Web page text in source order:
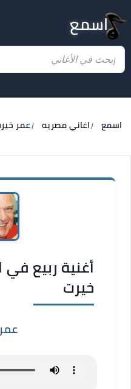
اسمع
اسمع اغاني مصريه عمر
أغنية ربيع
خيرت